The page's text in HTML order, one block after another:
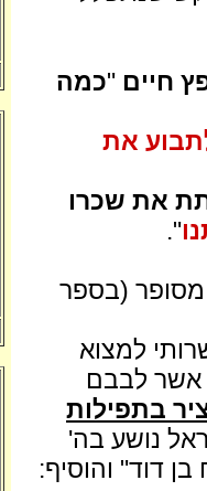
חיים "כמה
את
את שכרו
".
(בספר
למצוא
אשר לבבם
בתפילות
נושע בה'
דוד" והוסיף: